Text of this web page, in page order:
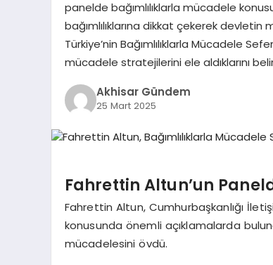
panelde bağımlılıklarla mücadele
bağımlılıklarına dikkat çekerek devletin
Türkiye’nin Bağımlılıklarla Mücadele
mücadele stratejilerini ele aldıklarını
Akhisar Gündem
25 Mart 2025
Fahrettin Altun’un
Fahrettin Altun, Cumhurbaşkanlığı
konusunda önemli açıklamalarda
mücadelesini övdü.